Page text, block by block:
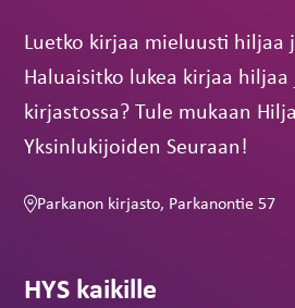
Luetko kirjaa mieluusti hiljaa
Haluaisitko lukea kirjaa hiljaa
kirjastossa? Tule mukaan
Yksinlukijoiden Seuraan!
Parkanon kirjasto, Parkanontie 57
HYS kaikille